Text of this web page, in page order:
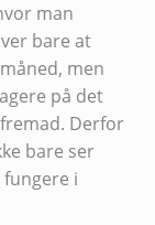
man
bare at
men
på det
Derfor
bare ser
i